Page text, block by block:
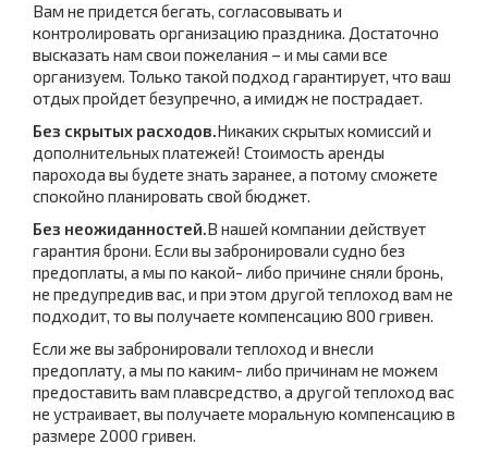
Вам не придется бегать, согласовывать и
контролировать организацию праздника. Достаточно
высказать нам свои пожелания – и мы сами все
организуем. Только такой подход гарантирует, что ваш
отдых пройдет безупречно, а имидж не пострадает.
Без скрытых расходов.Никаких скрытых комиссий и
дополнительных платежей! Стоимость аренды
парохода вы будете знать заранее, а потому сможете
спокойно планировать свой бюджет.
Без неожиданностей.В нашей компании действует
гарантия брони. Если вы забронировали судно без
предоплаты, а мы по какой- либо причине сняли бронь,
не предупредив вас, и при этом другой теплоход вам не
подходит, то вы получаете компенсацию 800 гривен.
Если же вы забронировали теплоход и внесли
предоплату, а мы по каким- либо причинам не можем
предоставить вам плавсредство, а другой теплоход вас
не устраивает, вы получаете моральную компенсацию в
размере 2000 гривен.